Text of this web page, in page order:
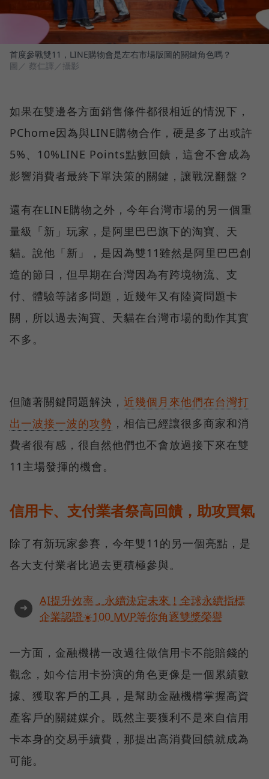
首度參戰雙11，LINE購物會是左右市場版圖的關鍵角色嗎？
圖／ 蔡仁譯／攝影
如果在雙邊各方面銷售條件都很相近的情況下，
PChome因為與LINE購物合作，硬是多了出或許
5%、10%LINE Points點數回饋，這會不會成為
影響消費者最終下單決策的關鍵，讓戰況翻盤？
還有在LINE購物之外，今年台灣市場的另一個重
量級「新」玩家，是阿里巴巴旗下的淘寶、天
貓。說他「新」，是因為雙11雖然是阿里巴巴創
造的節日，但早期在台灣因為有跨境物流、支
付、體驗等諸多問題，近幾年又有陸資問題卡
關，所以過去淘寶、天貓在台灣市場的動作其實
不多。
但隨著關鍵問題解決， 近幾個月來他們在台灣打
出一波接一波的攻勢 ，相信已經讓很多商家和消
費者很有感，很自然他們也不會放過接下來在雙
11主場發揮的機會。
信用卡、支付業者祭高回饋，助攻買氣
除了有新玩家參賽，今年雙11的另一個亮點，是
各大支付業者比過去更積極參與。
➜
AI提升效率，永續決定未來！全球永續指標
企業認證☀️100 MVP等你角逐雙獎榮譽
一方面，金融機構一改過往做信用卡不能賠錢的
觀念，如今信用卡扮演的角色更像是一個累績數
據、獲取客戶的工具，是幫助金融機構掌握高資
產客戶的關鍵媒介。既然主要獲利不是來自信用
卡本身的交易手續費，那提出高消費回饋就成為
可能。